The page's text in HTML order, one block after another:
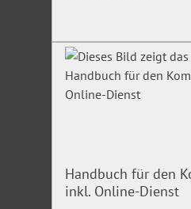
Handbuch für den
inkl. Online-Dienst